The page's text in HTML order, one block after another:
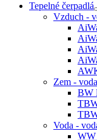
Tepelné čerpadlá
Vzduch -
Zem - voda
BW
Voda -